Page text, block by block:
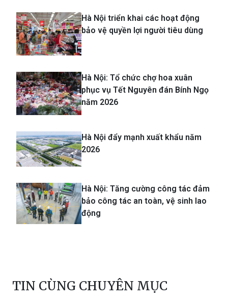
Hà Nội triển khai các hoạt động
bảo vệ quyền lợi người tiêu dùng
Hà Nội: Tổ chức chợ hoa xuân
phục vụ Tết Nguyên đán Bính Ngọ
năm 2026
Hà Nội đẩy mạnh xuất khẩu năm
2026
Hà Nội: Tăng cường công tác đảm
bảo công tác an toàn, vệ sinh lao
động
TIN CÙNG CHUYÊN MỤC